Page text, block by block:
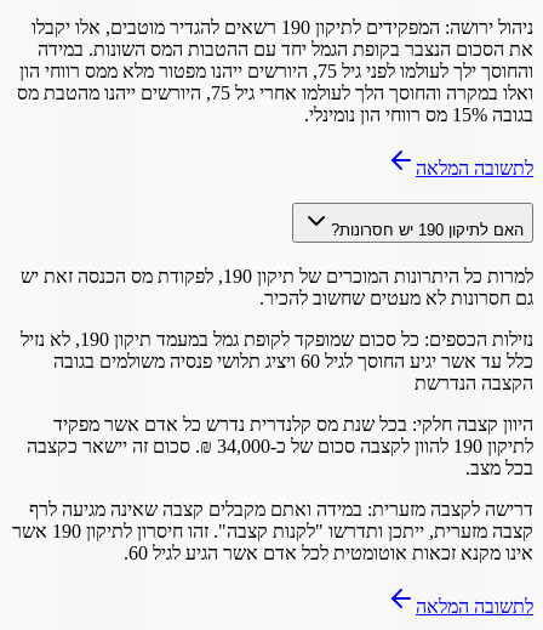
ניהול ירושה: המפקידים לתיקון 190 רשאים להגדיר מוטבים, אלו יקבלו
את הסכום הנצבר בקופת הגמל יחד עם ההטבות המס השונות. במידה
והחוסך ילך לעולמו לפני גיל 75, היורשים ייהנו מפטור מלא ממס רווחי הון
ואלו במקרה והחוסך הלך לעולמו אחרי גיל 75, היורשים ייהנו מהטבת מס
בגובה 15% מס רווחי הון נומינלי.
לתשובה המלאה
האם לתיקון 190 יש חסרונות?
למרות כל היתרונות המוכרים של תיקון 190, לפקודת מס הכנסה זאת יש
גם חסרונות לא מעטים שחשוב להכיר.
נזילות הכספים: כל סכום שמופקד לקופת גמל במעמד תיקון 190, לא נזיל
כלל עד אשר יגיע החוסך לגיל 60 ויציג תלושי פנסיה משולמים בגובה
הקצבה הנדרשת
היוון קצבה חלקי: בכל שנת מס קלנדרית נדרש כל אדם אשר מפקיד
לתיקון 190 להוון לקצבה סכום של כ-34,000 ₪. סכום זה יישאר כקצבה
בכל מצב.
דרישה לקצבה מזערית: במידה ואתם מקבלים קצבה שאינה מגיעה לרף
קצבה מזערית, ייתכן ותדרשו "לקנות קצבה". זהו חיסרון לתיקון 190 אשר
אינו מקנא זכאות אוטומטית לכל אדם אשר הגיע לגיל 60.
לתשובה המלאה